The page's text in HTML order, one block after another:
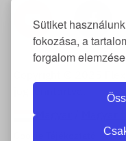
Sütiket
fokozása, a
forgalom
-